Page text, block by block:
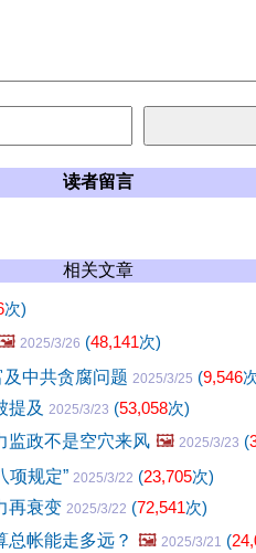
读者留言
相关文章
次)
2025/3/26 (48,141次)
中共贪腐问题 2025/3/25 (9,546
提及 2025/3/23 (53,058次)
监政不是空穴来风 🖼️ 2025/3/23 (
项规定” 2025/3/22 (23,705次)
再衰变 2025/3/22 (72,541次)
总帐能走多远？ 🖼️ 2025/3/21 (